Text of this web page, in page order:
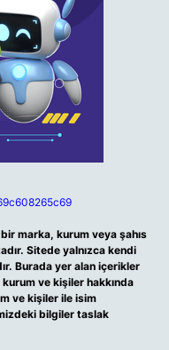
marka, kurum veya şahıs
Sitede yalnızca kendi
Burada yer alan içerikler
ve kişiler hakkında
ve kişiler ile isim
bilgiler taslak